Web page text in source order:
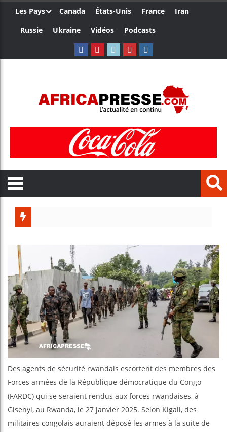
Les Pays Canada États-Unis France
Iran
Russie
Ukraine Vidéos Podcasts
Bénin :
Aliko
Des agents de sécurité rwandais escortent des membres des
Forces armées de la République démocratique du Congo
(FARDC) qui se seraient rendus aux forces rwandaises, à
Gisenyi, au Rwanda, le 27 janvier 2025. Selon Kigali, des
militaires congolais auraient déposé les armes à la suite de